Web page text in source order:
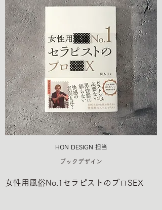
HON DESIGN​ 担当
ブックデザイン
女性用風俗No.1セラピストのプロSEX